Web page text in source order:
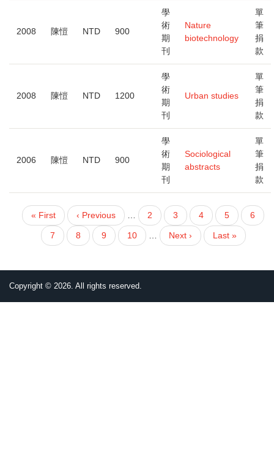
2008 陳愷 NTD 900
學
術
期
刊
Nature
biotechnology
單
筆
捐
款
2008 陳愷 NTD 1200
學
術
期
刊
Urban studies
單
筆
捐
款
2006 陳愷 NTD 900
學
術
期
刊
Sociological
abstracts
單
筆
捐
款
PAGINATION
First
page
« First
Previous
page
‹ Previous
頁
面
2
頁
面
3
頁
面
4
頁
面
5
目
前
6
頁
面
7
頁
面
8
頁
面
9
頁
面
10
下
一
Next ›
Last
page
Last »
Copyright © 2026. All rights reserved.